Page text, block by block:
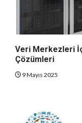
Veri Merkezleri
Çözümleri
9 Mayıs 2025